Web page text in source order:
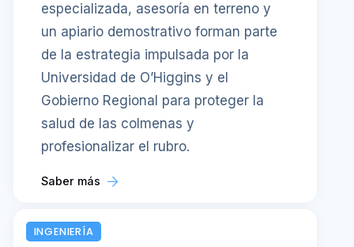
especializada, asesoría en terreno y
un apiario demostrativo forman parte
de la estrategia impulsada por la
Universidad de O’Higgins y el
Gobierno Regional para proteger la
salud de las colmenas y
profesionalizar el rubro.
Saber más
INGENIERÍA